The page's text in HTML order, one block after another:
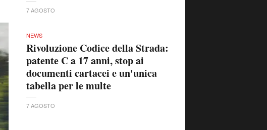
7 AGOSTO
NEWS
Rivoluzione Codice della Strada:
patente C a 17 anni, stop ai
documenti cartacei e un'unica
tabella per le multe
7 AGOSTO